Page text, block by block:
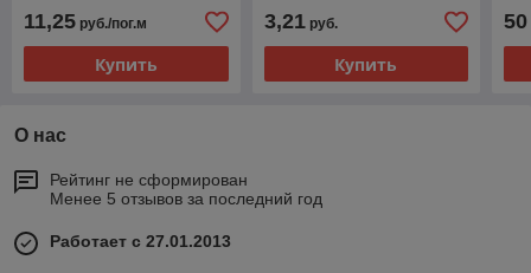
11,25 руб./пог.м
Купить
3,21руб.
Купить
50
О нас
Рейтинг не сформирован
Менее 5 отзывов за последний год
Работает с 27.01.2013